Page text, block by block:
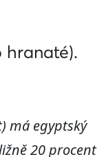
hranaté).
má egyptský
20 procent